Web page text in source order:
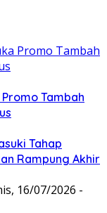
Promo Tambah
Tahap
Rampung Akhir
16/07/2026 -